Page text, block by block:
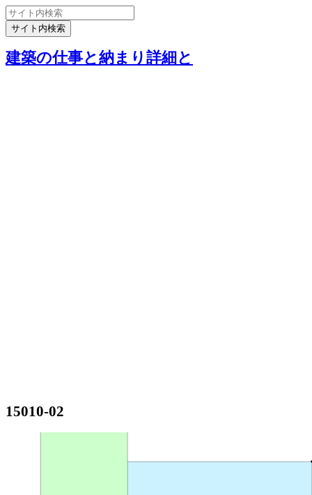
建築の仕事と納まり詳細と
15010-02